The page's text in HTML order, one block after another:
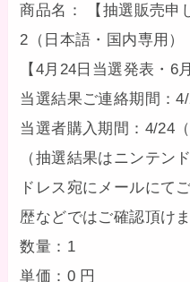
商品名： 【抽選販売申
2（日本語・国内専用）
【4月24日当選発表・6
当選結果ご連絡期間：
当選者購入期間：4/24
（抽選結果はニンテン
ドレス宛にメールにて
歴などではご確認頂けま
数量：1
単価：0 円